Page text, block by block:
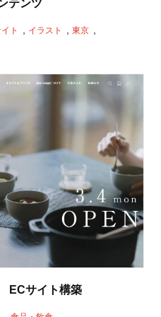
テンツ
ト イラスト
東京
サイト構築